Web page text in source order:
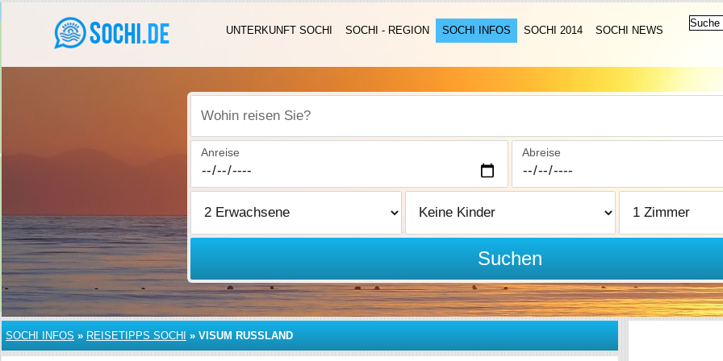
UNTERKUNFT SOCHI SOCHI - REGION SOCHI INFOS SOCHI 2014 SOCHI NEWS
Wohin reisen Sie?
Anreise Abreise
Suchen
SOCHI INFOS » REISETIPPS SOCHI » VISUM RUSSLAND